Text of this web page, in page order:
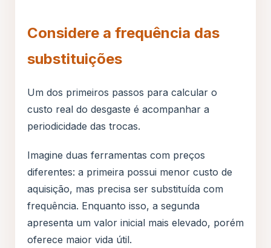
Considere a frequência das
substituições
Um dos primeiros passos para calcular o
custo real do desgaste é acompanhar a
periodicidade das trocas.
Imagine duas ferramentas com preços
diferentes: a primeira possui menor custo de
aquisição, mas precisa ser substituída com
frequência. Enquanto isso, a segunda
apresenta um valor inicial mais elevado, porém
oferece maior vida útil.